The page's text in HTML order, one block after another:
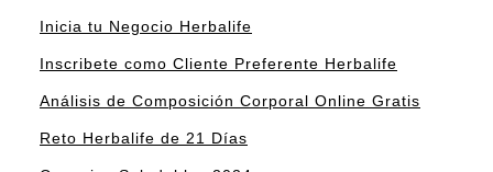
Inicia tu Negocio Herbalife
Inscribete como Cliente Preferente Herbalife
Análisis de Composición Corporal Online Gratis
Reto Herbalife de 21 Días